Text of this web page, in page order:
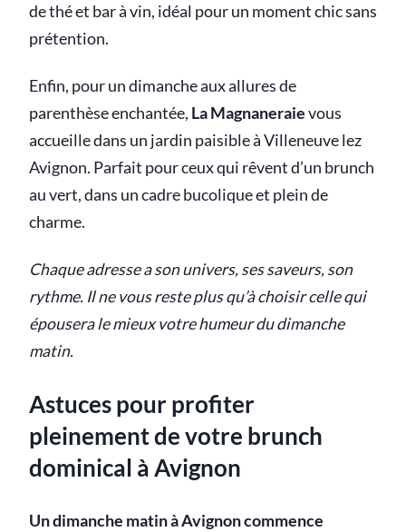
de thé et bar à vin, idéal pour un moment chic sans
prétention.
Enfin, pour un dimanche aux allures de
parenthèse enchantée, La Magnaneraievous
accueille dans un jardin paisible à Villeneuve lez
Avignon. Parfait pour ceux qui rêvent d’un brunch
au vert, dans un cadre bucolique et plein de
charme.
Chaque adresse a son univers, ses saveurs, son
rythme. Il ne vous reste plus qu’à choisir celle qui
épousera le mieux votre humeur du dimanche
matin.
Astuces pour profiter
pleinement de votre brunch
dominical à Avignon
Un dimanche matin à Avignon commence